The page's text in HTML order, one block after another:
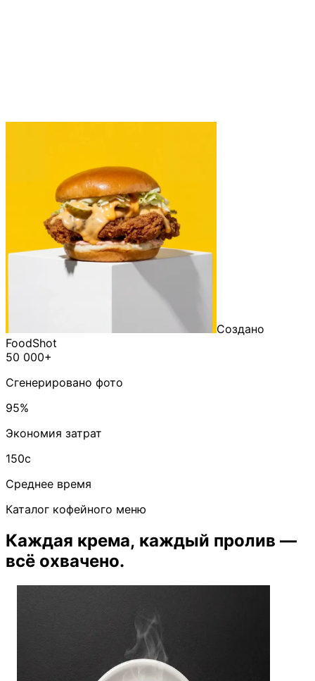
Создано
FoodShot
50 000+
Сгенерировано фото
95%
Экономия затрат
150с
Среднее время
Каталог кофейного меню
Каждая крема, каждый пролив —
всё охвачено.